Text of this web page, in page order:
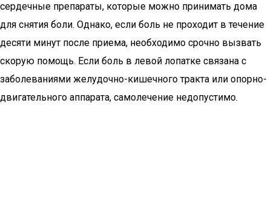
сердечные препараты, которые можно принимать дома
для снятия боли. Однако, если боль не проходит в течение
десяти минут после приема, необходимо срочно вызвать
скорую помощь. Если боль в левой лопатке связана с
заболеваниями желудочно-кишечного тракта или опорно-
двигательного аппарата, самолечение недопустимо.